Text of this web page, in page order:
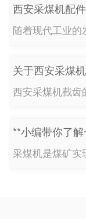
西安采煤机配
关于西安采煤
**小编带你了